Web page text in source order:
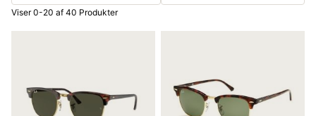
Viser 0-20 af 40 Produkter